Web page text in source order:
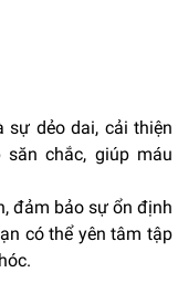
sự dẻo dai, cải thiện
chắc, giúp máu
đảm bảo sự ổn định
có thể yên tâm tập